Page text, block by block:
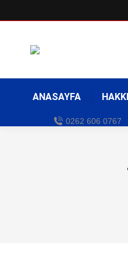
ANASAYFA
0262 606 0767